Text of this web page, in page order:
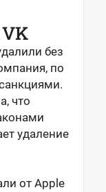
без
по
что
удаление
от Apple